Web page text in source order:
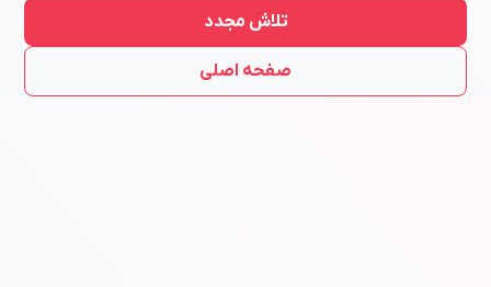
تلاش مجدد
صفحه اصلی